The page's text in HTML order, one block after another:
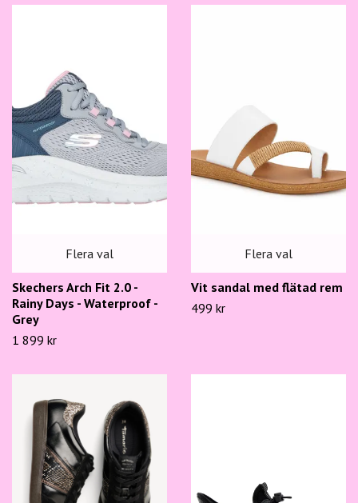
Flera val
Skechers Arch Fit 2.0 -
Rainy Days - Waterproof -
Grey
1 899 kr
Flera val
Vit sandal med flätad rem
499 kr